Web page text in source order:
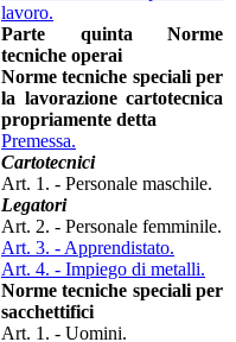
lavoro.
Parte quinta Norme
tecniche operai
Norme tecniche speciali per
la lavorazione cartotecnica
propriamente detta
Premessa.
Cartotecnici
Art. 1. - Personale maschile.
Legatori
Art. 2. - Personale femminile.
Art. 3. - Apprendistato.
Art. 4. - Impiego di metalli.
Norme tecniche speciali per
sacchettifici
Art. 1. - Uomini.